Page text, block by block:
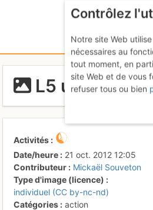
L5 un départ
Activités
Date/heure
21 oct. 2012 12:05
Contributeur
Mickaël Souveton
Type d'image (licence)
individuel (CC by-nc-nd)
Catégories
action
Contrôlez
Notre site Web
nécessaires au
tout moment, en
site Web et de vous
refuser tous ou bien